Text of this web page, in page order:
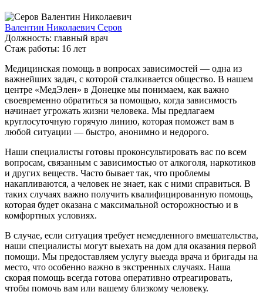
Валентин Николаевич Серов
Должность: главный врач
Cтаж работы: 16 лет
Медицинская помощь в вопросах зависимостей — одна из
важнейших задач, с которой сталкивается общество. В нашем
центре «МедЭлен» в Донецке мы понимаем, как важно
своевременно обратиться за помощью, когда зависимость
начинает угрожать жизни человека. Мы предлагаем
круглосуточную горячую линию, которая поможет вам в
любой ситуации — быстро, анонимно и недорого.
Наши специалисты готовы проконсультировать вас по всем
вопросам, связанным с зависимостью от алкоголя, наркотиков
и других веществ. Часто бывает так, что проблемы
накапливаются, а человек не знает, как с ними справиться. В
таких случаях важно получить квалифицированную помощь,
которая будет оказана с максимальной осторожностью и в
комфортных условиях.
В случае, если ситуация требует немедленного вмешательства,
наши специалисты могут выехать на дом для оказания первой
помощи. Мы предоставляем услугу выезда врача и бригады на
место, что особенно важно в экстренных случаях. Наша
скорая помощь всегда готова оперативно отреагировать,
чтобы помочь вам или вашему близкому человеку.